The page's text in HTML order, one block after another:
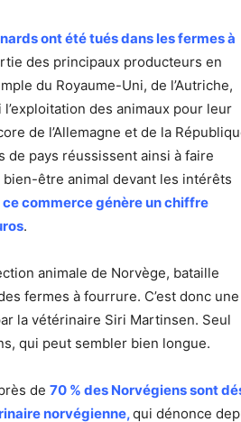
ont été tués dans les fermes à
des principaux producteurs en
du Royaume-Uni, de l’Autriche,
des animaux pour leur
de l’Allemagne et de la
de pays réussissent ainsi à faire
être animal devant les intérêts
ce commerce génère un chiffre
.
animale de Norvège, bataille
fermes à fourrure. C’est donc une
la vétérinaire Siri Martinsen. Seul
qui peut sembler bien longue.
de 70 % des Norvégiens sont
norvégienne,qui dénonce